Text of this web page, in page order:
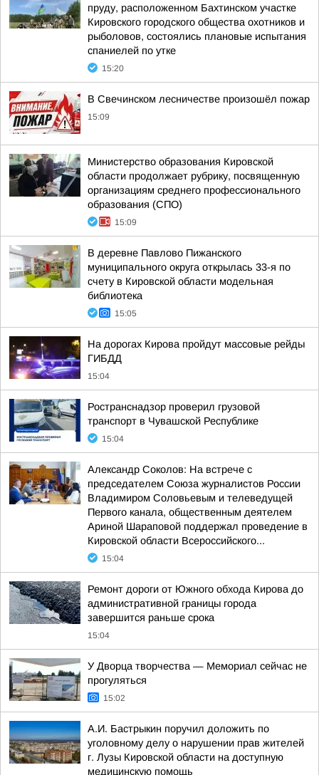
пруду, расположенном Бахтинском участке
Кировского городского общества охотников и
рыболовов, состоялись плановые испытания
спаниелей по утке
15:20
В Свечинском лесничестве произошёл пожар
15:09
Министерство образования Кировской
области продолжает рубрику, посвященную
организациям среднего профессионального
образования (СПО)
15:09
В деревне Павлово Пижанского
муниципального округа открылась 33-я по
счету в Кировской области модельная
библиотека
15:05
На дорогах Кирова пройдут массовые рейды
ГИБДД
15:04
Ространснадзор проверил грузовой
транспорт в Чувашской Республике
15:04
Александр Соколов: На встрече с
председателем Союза журналистов России
Владимиром Соловьевым и телеведущей
Первого канала, общественным деятелем
Ариной Шараповой поддержал проведение в
Кировской области Всероссийского...
15:04
Ремонт дороги от Южного обхода Кирова до
административной границы города
завершится раньше срока
15:04
У Дворца творчества — Мемориал сейчас не
прогуляться
15:02
А.И. Бастрыкин поручил доложить по
уголовному делу о нарушении прав жителей
г. Лузы Кировской области на доступную
медицинскую помощь